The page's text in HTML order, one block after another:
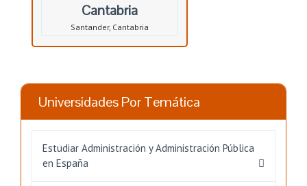
Cantabria
Santander, Cantabria
Universidades Por Temática
Estudiar Administración y Administración Pública
en España